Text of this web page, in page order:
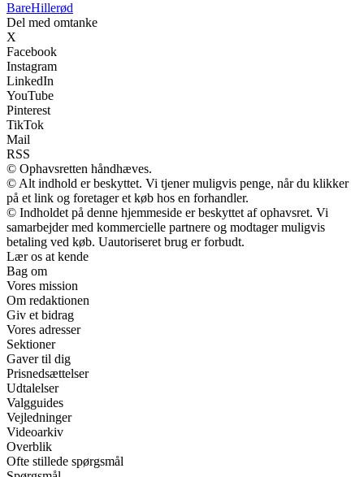
BareHillerød
Del med omtanke
X
Facebook
Instagram
LinkedIn
YouTube
Pinterest
TikTok
Mail
RSS
© Ophavsretten håndhæves.
© Alt indhold er beskyttet. Vi tjener muligvis penge, når du klikker
på et link og foretager et køb hos en forhandler.
© Indholdet på denne hjemmeside er beskyttet af ophavsret. Vi
samarbejder med kommercielle partnere og modtager muligvis
betaling ved køb. Uautoriseret brug er forbudt.
Lær os at kende
Bag om
Vores mission
Om redaktionen
Giv et bidrag
Vores adresser
Sektioner
Gaver til dig
Prisnedsættelser
Udtalelser
Valgguides
Vejledninger
Videoarkiv
Overblik
Ofte stillede spørgsmål